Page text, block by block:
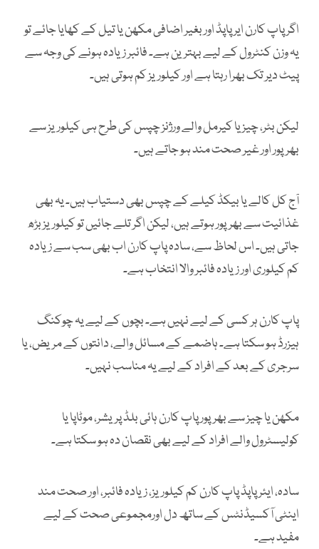
اگر پاپ کارن ایر پاپڈ اور بغیر اضافی مکھن یا تیل کے کھایا جائے تو
یہ وزن کنٹرول کے لیے بہترین ہے۔ فائبر زیادہ ہونے کی وجہ سے
پیٹ دیر تک بھرا رہتا ہے اور کیلوریز کم ہوتی ہیں۔
لیکن بٹر، چیز یا کیرمل والے ورژنز چپس کی طرح ہی کیلوریز سے
بھرپور اور غیر صحت مند ہو جاتے ہیں۔
آج کل کالے یا بیکڈ کیلے کے چپس بھی دستیاب ہیں۔ یہ بھی
غذائیت سے بھرپور ہوتے ہیں، لیکن اگر تلے جائیں تو کیلوریز بڑھ
جاتی ہیں۔ اس لحاظ سے، سادہ پاپ کارن اب بھی سب سے زیادہ
کم کیلوری اور زیادہ فائبر والا انتخاب ہے۔
پاپ کارن ہر کسی کے لیے نہیں ہے۔ بچوں کے لیے یہ چوکنگ
ہیزرڈ ہو سکتا ہے۔ ہاضمے کے مسائل والے، دانتوں کے مریض، یا
سرجری کے بعد کے افراد کے لیے یہ مناسب نہیں۔
مکھن یا چیز سے بھرپور پاپ کارن ہائی بلڈ پریشر، موٹاپا یا
کولیسٹرول والے افراد کے لیے بھی نقصان دہ ہو سکتا ہے۔
سادہ، ایئر پاپڈ پاپ کارن کم کیلوریز، زیادہ فائبر، اور صحت مند
اینٹی آکسیڈنٹس کے ساتھ دل اورمجموعی صحت کے لیے
مفید ہے۔